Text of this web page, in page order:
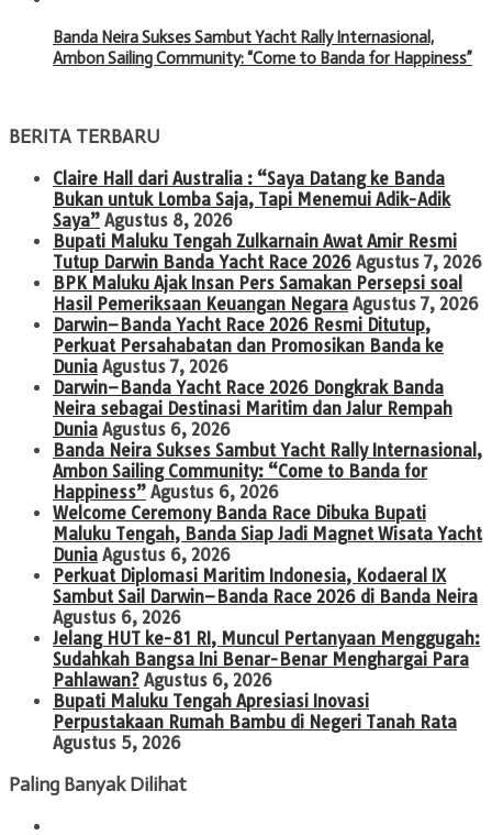
Banda Neira Sukses Sambut Yacht Rally Internasional,
Ambon Sailing Community: “Come to Banda for Happiness”
BERITA TERBARU
Claire Hall dari Australia : “Saya Datang ke Banda
Bukan untuk Lomba Saja, Tapi Menemui Adik-Adik
Saya” Agustus 8, 2026
Bupati Maluku Tengah Zulkarnain Awat Amir Resmi
Tutup Darwin Banda Yacht Race 2026 Agustus 7, 2026
BPK Maluku Ajak Insan Pers Samakan Persepsi soal
Hasil Pemeriksaan Keuangan Negara Agustus 7, 2026
Darwin–Banda Yacht Race 2026 Resmi Ditutup,
Perkuat Persahabatan dan Promosikan Banda ke
Dunia Agustus 7, 2026
Darwin–Banda Yacht Race 2026 Dongkrak Banda
Neira sebagai Destinasi Maritim dan Jalur Rempah
Dunia Agustus 6, 2026
Banda Neira Sukses Sambut Yacht Rally Internasional,
Ambon Sailing Community: “Come to Banda for
Happiness” Agustus 6, 2026
Welcome Ceremony Banda Race Dibuka Bupati
Maluku Tengah, Banda Siap Jadi Magnet Wisata Yacht
Dunia Agustus 6, 2026
Perkuat Diplomasi Maritim Indonesia, Kodaeral IX
Sambut Sail Darwin–Banda Race 2026 di Banda Neira
Agustus 6, 2026
Jelang HUT ke-81 RI, Muncul Pertanyaan Menggugah:
Sudahkah Bangsa Ini Benar-Benar Menghargai Para
Pahlawan? Agustus 6, 2026
Bupati Maluku Tengah Apresiasi Inovasi
Perpustakaan Rumah Bambu di Negeri Tanah Rata
Agustus 5, 2026
Paling Banyak Dilihat